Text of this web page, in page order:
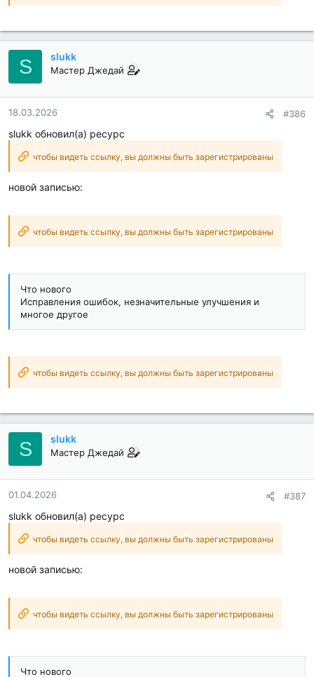
S slukk
Мастер Джедай
18.03.2026 #386
slukk обновил(а) ресурс
чтобы видеть ссылку, вы должны быть зарегистрированы
новой записью:
чтобы видеть ссылку, вы должны быть зарегистрированы
Что нового
Исправления ошибок, незначительные улучшения и
многое другое
чтобы видеть ссылку, вы должны быть зарегистрированы
S slukk
Мастер Джедай
01.04.2026 #387
slukk обновил(а) ресурс
чтобы видеть ссылку, вы должны быть зарегистрированы
новой записью:
чтобы видеть ссылку, вы должны быть зарегистрированы
Что нового